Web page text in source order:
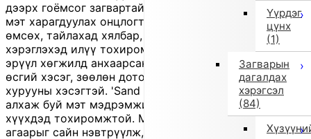
Үүрдэг
цүнх
(1)
Загварын
дагалдах
хэрэгсэл
(84)
дээрх гоёмсог загвартай бөгөөд арай том болсон
мэт харагдуулах онцлогтой. 'Velcro' хаалттай тул
өмсөх, тайлахад хялбар, мөн 'side-gore' хийц нь
хэрэглэхэд илүү тохиромжтой. Хүүхдийн хөлийн
эрүүл хөгжилд анхаарсан загвар бөгөөд бат бөх
өсгий хэсэг, зөөлөн дотор ул, уян гадна ул, өргөн
хурууны хэсэгтэй. 'Sand Effect' ул нь элсэн дээр
алхаж буй мэт мэдрэмжийг зорьдог. 1-3 насны
хүүхдэд тохиромжтой. Материал нь арьс бөгөөд
агаарыг сайн нэвтрүүлж, уян хатан чанартай. Итали